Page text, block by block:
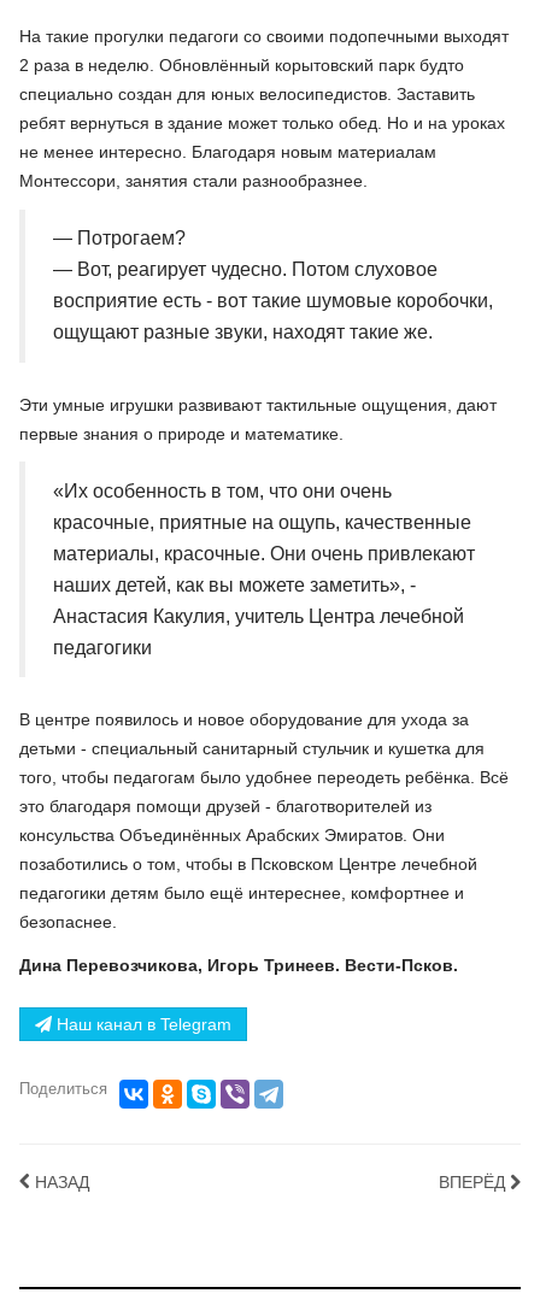
На такие прогулки педагоги со своими подопечными выходят
2 раза в неделю. Обновлённый корытовский парк будто
специально создан для юных велосипедистов. Заставить
ребят вернуться в здание может только обед. Но и на уроках
не менее интересно. Благодаря новым материалам
Монтессори, занятия стали разнообразнее.
— Потрогаем?
— Вот, реагирует чудесно. Потом слуховое
восприятие есть - вот такие шумовые коробочки,
ощущают разные звуки, находят такие же.
Эти умные игрушки развивают тактильные ощущения, дают
первые знания о природе и математике.
«Их особенность в том, что они очень
красочные, приятные на ощупь, качественные
материалы, красочные. Они очень привлекают
наших детей, как вы можете заметить», -
Анастасия Какулия, учитель Центра лечебной
педагогики
В центре появилось и новое оборудование для ухода за
детьми - специальный санитарный стульчик и кушетка для
того, чтобы педагогам было удобнее переодеть ребёнка. Всё
это благодаря помощи друзей - благотворителей из
консульства Объединённых Арабских Эмиратов. Они
позаботились о том, чтобы в Псковском Центре лечебной
педагогики детям было ещё интереснее, комфортнее и
безопаснее.
Дина Перевозчикова, Игорь Тринеев. Вести-Псков.
Наш канал в Telegram
Поделиться
НАЗАД ВПЕРЁД